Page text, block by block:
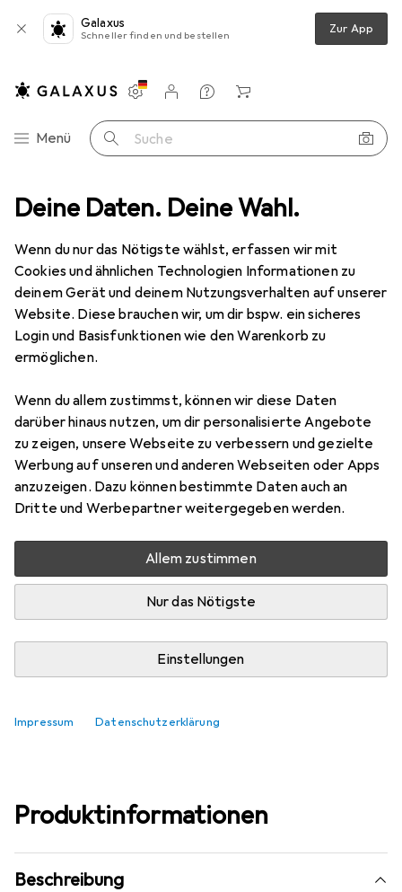
Deine Daten. Deine Wahl.
Wenn du nur das Nötigste wählst, erfassen wir mit
Cookies und ähnlichen Technologien Informationen zu
deinem Gerät und deinem Nutzungsverhalten auf unserer
Website. Diese brauchen wir, um dir bspw. ein sicheres
Login und Basisfunktionen wie den Warenkorb zu
ermöglichen.
Wenn du allem zustimmst, können wir diese Daten
darüber hinaus nutzen, um dir personalisierte Angebote
zu zeigen, unsere Webseite zu verbessern und gezielte
Werbung auf unseren und anderen Webseiten oder Apps
anzuzeigen. Dazu können bestimmte Daten auch an
Dritte und Werbepartner weitergegeben werden.
Allem zustimmen
Nur das Nötigste
Einstellungen
Impressum Datenschutzerklärung
Galaxus
Schneller finden und bestellen Zur App
Navigation nach Kategorien
Menü Suche
Einstellungen
Kundenkonto
Vergleichslisten
Merklisten
Warenkorb
Serverschrank Zubehör StarTech 2u Fixed Rack Mount Shelf
10 Bilder
StarTech2u Fixed Rack Mount Shelf
EUR
90,79
Bewertungen Marke
Mehr von StarTech
Nur 4 Stück an Lager beim Lieferanten
Lieferort angeben für genaue Lieferzeit
In den Warenkorb
kostenloser Versand
Produktinformationen
Beschreibung